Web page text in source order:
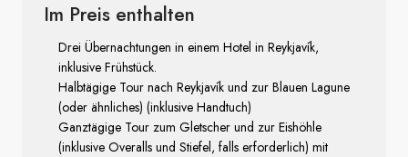
Im Preis enthalten
Drei Übernachtungen in einem Hotel in Reykjavík,
inklusive Frühstück.
Halbtägige Tour nach Reykjavík und zur Blauen Lagune
(oder ähnliches) (inklusive Handtuch)
Ganztägige Tour zum Gletscher und zur Eishöhle
(inklusive Overalls und Stiefel, falls erforderlich) mit